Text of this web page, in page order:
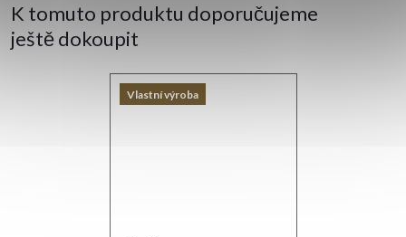
K tomuto produktu doporučujeme
ještě dokoupit
Vlastní výroba